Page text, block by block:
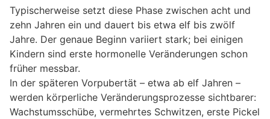
Typischerweise setzt diese Phase zwischen acht und
zehn Jahren ein und dauert bis etwa elf bis zwölf
Jahre. Der genaue Beginn variiert stark; bei einigen
Kindern sind erste hormonelle Veränderungen schon
früher messbar.
In der späteren Vorpubertät – etwa ab elf Jahren –
werden körperliche Veränderungsprozesse sichtbarer:
Wachstumsschübe, vermehrtes Schwitzen, erste Pickel